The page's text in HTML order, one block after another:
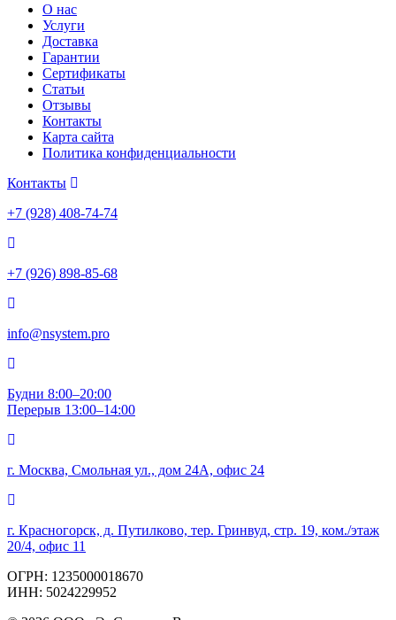
О нас
Услуги
Доставка
Гарантии
Сертификаты
Статьи
Отзывы
Контакты
Карта сайта
Политика конфиденциальности
Контакты
+7 (928) 408-74-74
+7 (926) 898-85-68
info@nsystem.pro
Будни 8:00–20:00
Перерыв 13:00–14:00
г. Москва, Смольная ул., дом 24А, офис 24
г. Красногорск, д. Путилково, тер. Гринвуд, стр. 19, ком./этаж
20/4, офис 11
ОГРН: 1235000018670
ИНН: 5024229952